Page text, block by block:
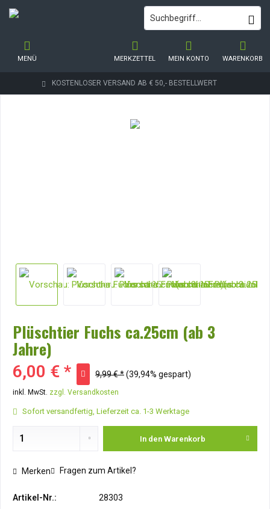
KOSTENLOSER VERSAND AB € 50,- BESTELLWERT
WARENKORB
MERKZETTEL MEIN KONTO
MENÜ
Plüschtier Fuchs ca.25cm (ab 3
Jahre)
6,00 € * 9,99 € *(39,94% gespart)
inkl. MwSt. zzgl. Versandkosten
Sofort versandfertig, Lieferzeit ca. 1-3 Werktage
In den Warenkorb
Merken Fragen zum Artikel?
Artikel-Nr.: 28303